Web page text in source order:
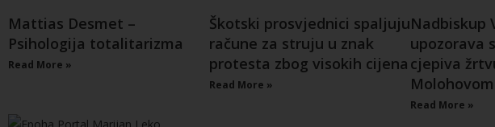
Mattias Desmet –
Psihologija totalitarizma
Read More »
Škotski prosvjednici spaljuju
račune za struju u znak
protesta zbog visokih cijena
Read More »
Nadbiskup
upozorava
cjepiva
Read More »